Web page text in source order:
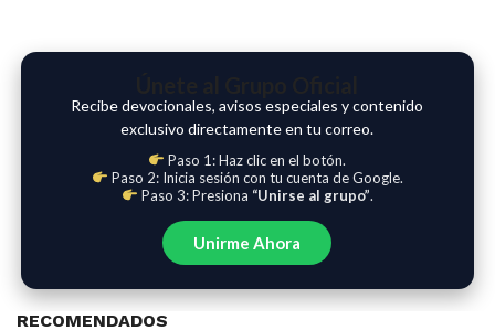
Recibe devocionales, avisos especiales y contenido
exclusivo directamente en tu correo.
Paso 1: Haz clic en el botón.
Paso 2: Inicia sesión con tu cuenta de Google.
Paso 3: Presiona “Unirse al grupo”.
Unirme Ahora
RECOMENDADOS